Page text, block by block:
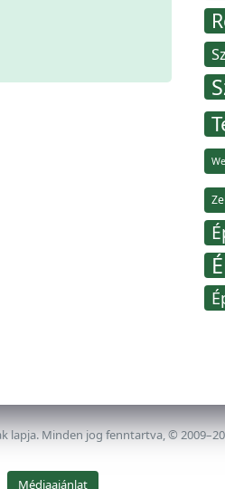
lapja. Minden jog fenntartva, ©
Médiaajánlat